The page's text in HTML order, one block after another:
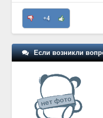
+4
Если возникли